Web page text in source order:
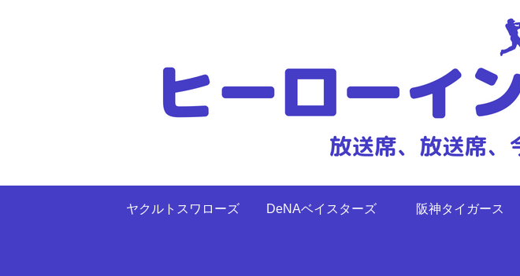
ヤクルトスワローズ DeNAベイスターズ 阪神タイガース